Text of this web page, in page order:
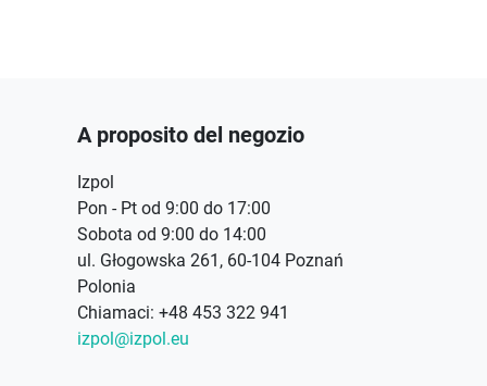
A proposito del negozio
Izpol
Pon - Pt od 9:00 do 17:00
Sobota od 9:00 do 14:00
ul. Głogowska 261, 60-104 Poznań
Polonia
Chiamaci: +48 453 322 941
izpol@izpol.eu